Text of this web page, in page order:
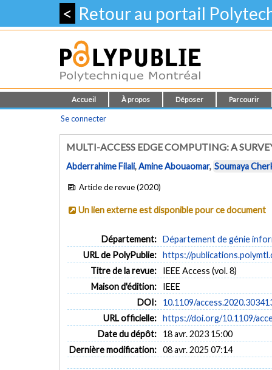
< Retour au portail
Accueil À propos Déposer Parcourir
Se connecter
MULTI-ACCESS EDGE COMPUTING: A
Abderrahime Filali,Amine Abouaomar, Soumaya
Article de revue (2020)
Un lien externe est disponible pour ce document
Département: Département de génie
URL de PolyPublie: https://
Titre de la revue:
IEEE Access (vol. 8)
Maison d'édition:
IEEE
DOI:
10.1109/
URL officielle: https://doi.org/10.1109/
Date du dépôt:
18 avr. 2023 15:00
Dernière modification: 08 avr. 2025 07:14